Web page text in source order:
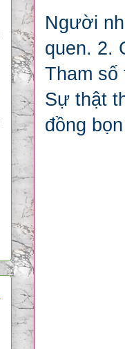
Người
quen. 2.
Tham số
Sự thật
đồng